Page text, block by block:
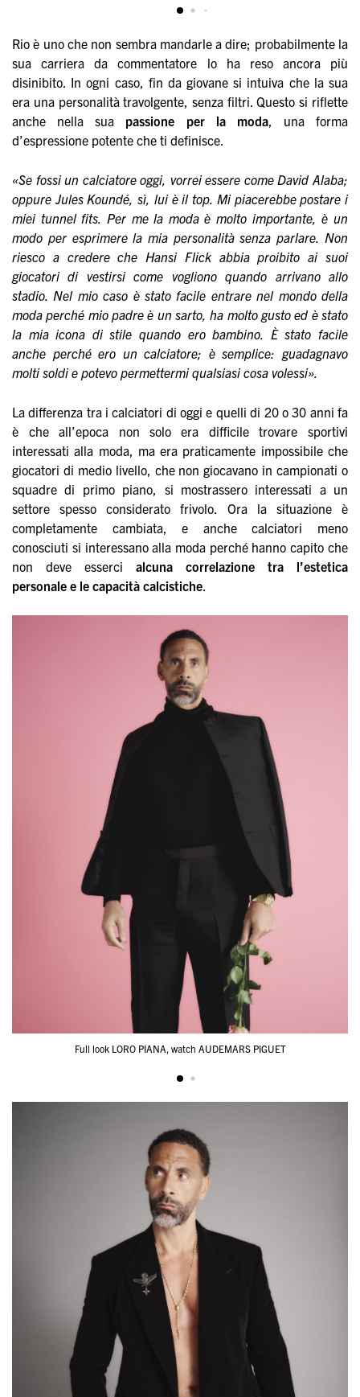
Rio è uno che non sembra mandarle a dire; probabilmente la
sua carriera da commentatore lo ha reso ancora più
disinibito. In ogni caso, fin da giovane si intuiva che la sua
era una personalità travolgente, senza filtri. Questo si riflette
anche nella sua passione per la moda, una forma
d’espressione potente che ti definisce.
«Se fossi un calciatore oggi, vorrei essere come David Alaba;
oppure Jules Koundé, sì, lui è il top. Mi piacerebbe postare i
miei tunnel fits. Per me la moda è molto importante, è un
modo per esprimere la mia personalità senza parlare. Non
riesco a credere che Hansi Flick abbia proibito ai suoi
giocatori di vestirsi come vogliono quando arrivano allo
stadio. Nel mio caso è stato facile entrare nel mondo della
moda perché mio padre è un sarto, ha molto gusto ed è stato
la mia icona di stile quando ero bambino. È stato facile
anche perché ero un calciatore; è semplice: guadagnavo
molti soldi e potevo permettermi qualsiasi cosa volessi».
La differenza tra i calciatori di oggi e quelli di 20 o 30 anni fa
è che all’epoca non solo era difficile trovare sportivi
interessati alla moda, ma era praticamente impossibile che
giocatori di medio livello, che non giocavano in campionati o
squadre di primo piano, si mostrassero interessati a un
settore spesso considerato frivolo. Ora la situazione è
completamente cambiata, e anche calciatori meno
conosciuti si interessano alla moda perché hanno capito che
non deve esserci alcuna correlazione tra l’estetica
personale e le capacità calcistiche.
Full look LORO PIANA, watch AUDEMARS PIGUET